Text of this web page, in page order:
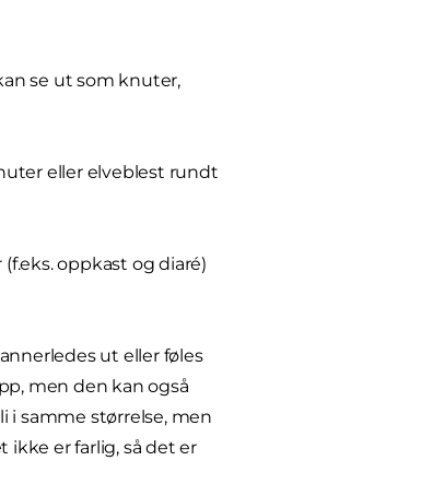
se ut som knuter,
eller elveblest rundt
oppkast og diaré)
ut eller føles
men den kan også
i samme størrelse, men
er farlig, så det er